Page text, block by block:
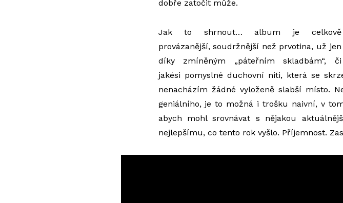
dobře zatočit může.
Jak to shrnout… album je celkově
provázanější, soudržnější než prvotina, už jen
díky zmíněným „páteřním skladbám“, či
jakési pomyslné duchovní niti, která se
nenacházím žádné vyloženě slabší místo.
geniálního, je to možná i trošku naivní, v
abych mohl srovnávat s nějakou
nejlepšímu, co tento rok vyšlo. Příjemnost.